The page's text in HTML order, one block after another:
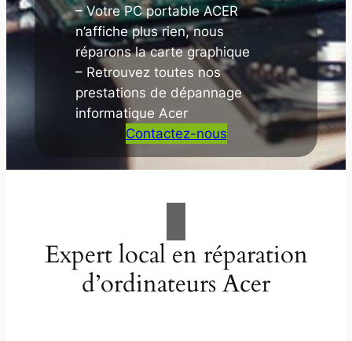
– Votre PC portable ACER
n’affiche plus rien, nous
réparons la carte graphique
– Retrouvez toutes nos
prestations de dépannage
informatique Acer
Contactez-nous
Expert local en réparation
d’ordinateurs Acer